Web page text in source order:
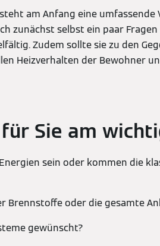
am Anfang eine umfassende
zunächst selbst ein paar
Zudem sollte sie zu den
Heizverhalten der Bewohner
Sie am
sein oder kommen die
Brennstoffe oder die gesamte
gewünscht?